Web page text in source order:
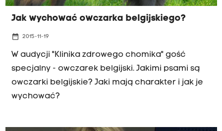
Jak wychować owczarka belgijskiego?
date_range 2015-11-19
W audycji "Klinika zdrowego chomika" gość
specjalny - owczarek belgijski. Jakimi psami są
owczarki belgijskie? Jaki mają charakter i jak je
wychować?